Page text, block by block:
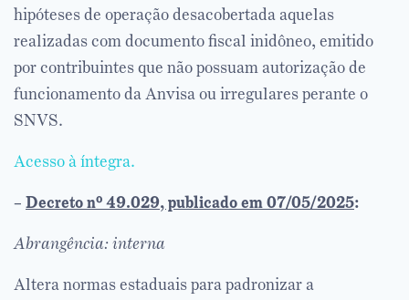
hipóteses de operação desacobertada aquelas
realizadas com documento fiscal inidôneo, emitido
por contribuintes que não possuam autorização de
funcionamento da Anvisa ou irregulares perante o
SNVS.
Acesso à íntegra.
– Decreto nº 49.029, publicado em 07/05/2025:
Abrangência: interna
Altera normas estaduais para padronizar a